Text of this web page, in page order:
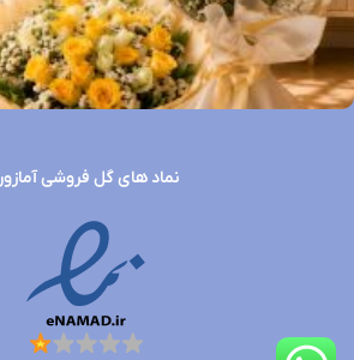
نماد های گل فروشی